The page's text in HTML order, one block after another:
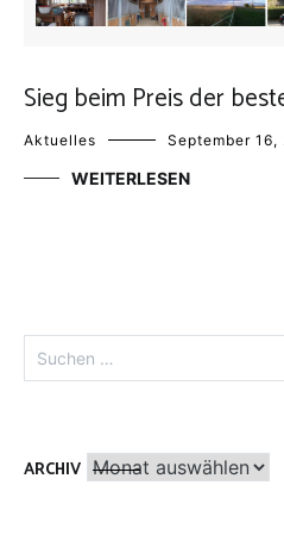
Sieg beim Preis der
Aktuelles September 16,
WEITERLESEN
nach:
ARCHIV Archiv